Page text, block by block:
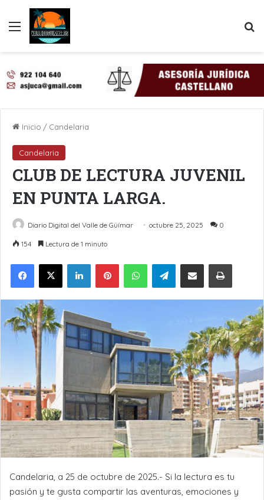
Menú
Inicio / Candelaria
Candelaria
CLUB DE LECTURA JUVENIL
EN PUNTA LARGA.
Diario Digital del Valle de Güímar octubre 25, 2025 0
154 Lectura de 1 minuto
LinkedInPinterestWhatsAppTelegramCompartir por Email Imprimir
Candelaria, a 25 de octubre de 2025.- Si la lectura es tu
pasión y te gusta compartir las aventuras, emociones y